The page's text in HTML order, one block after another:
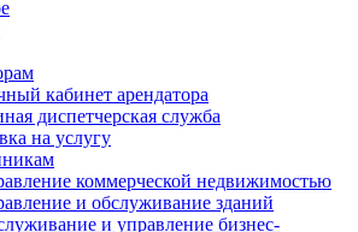
кабинет арендатора
диспетчерская служба
на услугу
коммерческой недвижимостью
и обслуживание зданий
и управление бизнес-